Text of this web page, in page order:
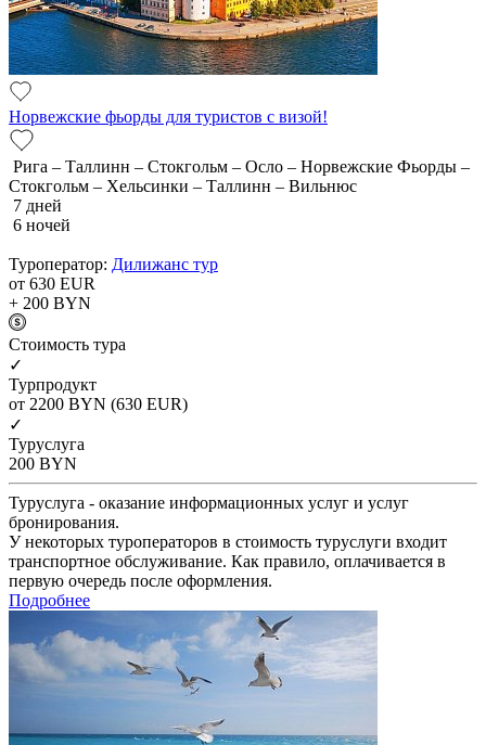
Норвежские фьорды для туристов с визой!
Рига – Таллинн – Стокгольм – Осло – Норвежские Фьорды –
Стокгольм – Хельсинки – Таллинн – Вильнюс
7 дней
6 ночей
Туроператор: Дилижанс тур
от 630 EUR
+ 200 BYN
Cтоимость тура
✓
Турпродукт
от 2200 BYN (630 EUR)
✓
Туруслуга
200 BYN
Туруслуга - оказание информационных услуг и услуг
бронирования.
У некоторых туроператоров в стоимость туруслуги входит
транспортное обслуживание. Как правило, оплачивается в
первую очередь после оформления.
Подробнее